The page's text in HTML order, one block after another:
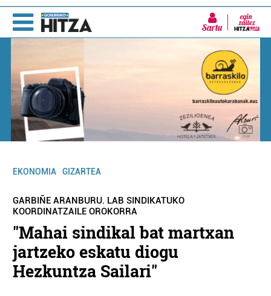
Sartu
EKONOMIA GIZARTEA
GARBIÑE ARANBURU. LAB SINDIKATUKO
KOORDINATZAILE OROKORRA
"Mahai sindikal bat martxan
jartzeko eskatu diogu
Hezkuntza Sailari"